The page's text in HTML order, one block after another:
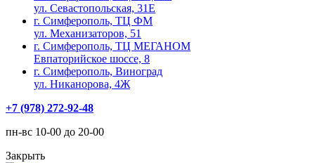
ул. Севастопольская, 31Е
г. Симферополь, ТЦ ФМ
ул. Механизаторов, 51
г. Симферополь, ТЦ МЕГАНОМ
Евпаторийское шоссе, 8
г. Симферополь, Виноград
ул. Никанорова, 4Ж
+7 (978) 272-92-48
пн-вс 10-00 до 20-00
Закрыть